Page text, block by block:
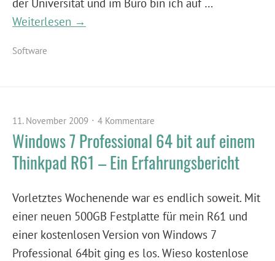
Weiterlesen →
Software
11. November 2009 4 Kommentare
Windows 7 Professional 64 bit auf einem
Thinkpad R61 – Ein Erfahrungsbericht
Vorletztes Wochenende war es endlich soweit. Mit
einer neuen 500GB Festplatte für mein R61 und
einer kostenlosen Version von Windows 7
Professional 64bit ging es los. Wieso kostenlose